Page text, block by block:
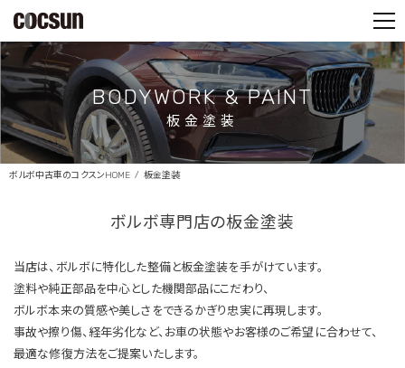
CONTACT
BODYWORK & PAINT
板金塗装
ボルボ中古車のコクスンHOME 板金塗装
ボルボ専門店の板金塗装
当店は、ボルボに特化した整備と板金塗装を手がけています。
塗料や純正部品を中心とした機関部品にこだわり、
ボルボ本来の質感や美しさをできるかぎり忠実に再現します。
事故や擦り傷、経年劣化など、お車の状態やお客様のご希望に合わせて、
最適な修復方法をご提案いたします。